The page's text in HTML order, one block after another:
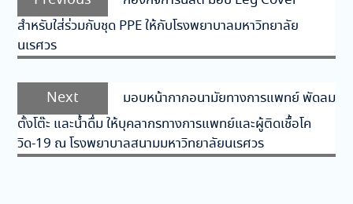
เรื่อง
post:
สำหรับใส่ร่วมกับชุด PPE ให้กับโรงพยาบาลมหาวิทยาลัย
นเรศวร
Next
Next
post:
มอบหน้ากากอนามัยทางการแพทย์ พัดลม
ตั้งโต๊ะ และน้ำดื่ม ให้บุคลากรทางการแพทย์และผู้ติดเชื้อโค
วิด-19 ณ โรงพยาบาลสนามมหาวิทยาลัยนเรศวร